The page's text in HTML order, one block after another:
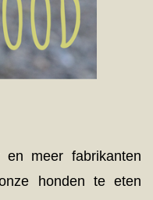
meer fabrikanten
honden te eten